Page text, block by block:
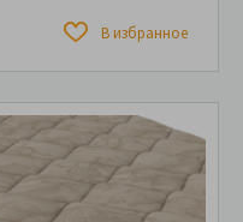
В избранное